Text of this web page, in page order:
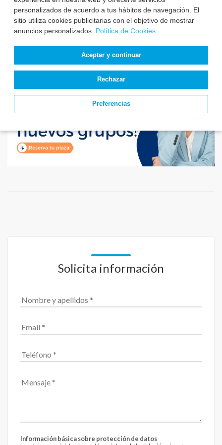
personalizados de acuerdo a tus hábitos de navegación. El
sitio utiliza cookies publicitarias con el objetivo de mostrar
anuncios personalizados. Política de Cookies
Aceptar y continuar
Rechazar
Preferencias
plazas de Enfermería
Solicita información
Información básica sobre protección de datos